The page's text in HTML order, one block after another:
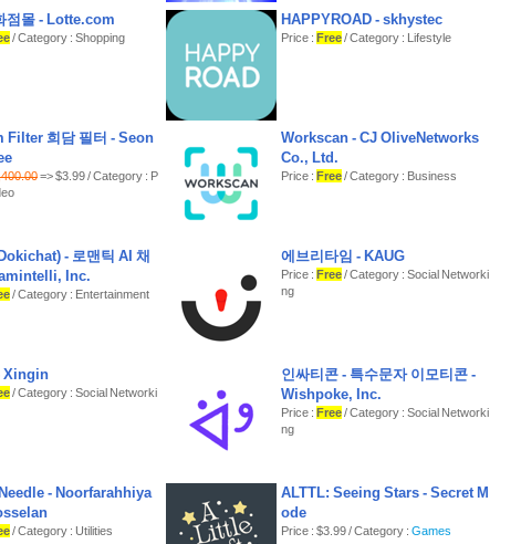
- 캐럿의 필터 크리에이터에 관심이 있다면, 프로필 탭에서 필터 크리에이터
를 신청해 보세요.
캐럿팀은 언제나 새로운 필터 크리에이터 분들을 환영합니다.
캐럿의 공식 계정을 팔로우하고 새로운 소식과 이벤트를 확인하세요.
- 인스타그램 : @carat.app (https://www.instagram.com/carat.app)
- 틱톡 : @carat.app (https://www.tiktok.com/@carat.app)
■고객센터
캐럿 앱에 필요한 기능을 제안하고 싶거나 문의사항이 있다면 아래 이메일로
- 이메일 : contact@carat.im
■월 구독형 상품 안내
∙ 구입 확정 시 또는 무료 사용 기간 종료 시 Apple 계정으로 요금이 청구됩니
다.
∙ 구독 기간 종료 24시간 전에 자동 갱신을 해지하지 않으면 구독이 자동으로
갱신되며, 요금이 청구됩니다.
을 관리하고 자동 갱신을 해지할 수 있습니다.
이용약관 : https://carat.im/terms_kr
점몰 - Lotte.com
/ Category : Shopping
HAPPYROAD - skhystec
Price : Free/ Category : Lifestyle
Filter 희담 필터 - Seon
=> $3.99 / Category : P
Workscan - CJ OliveNetworks
Co., Ltd.
Price : Free/ Category : Business
- 로맨틱 AI 채
Inc.
/ Category : Entertainment
에브리타임 - KAUG
Price : Free/ Category : Social Networki
ng
Xingin
/ Category : Social Networki
인싸티콘 - 특수문자 이모티콘 -
Wishpoke, Inc.
Price : Free/ Category : Social Networki
ng
- Noorfarahhiya
/ Category : Utilities
ALTTL: Seeing Stars - Secret M
ode
Price : $3.99 / Category : Games